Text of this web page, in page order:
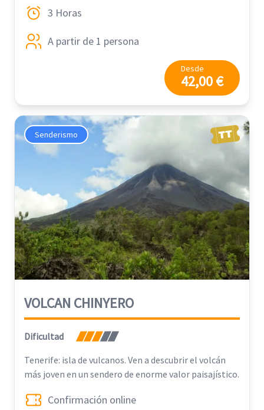
3 Horas
A partir de 1 persona
Desde
42,00 €
Senderismo
VOLCAN CHINYERO
Dificultad
Tenerife: isla de vulcanos. Ven a descubrir el volcán
más joven en un sendero de enorme valor paisajístico.
Confirmación online